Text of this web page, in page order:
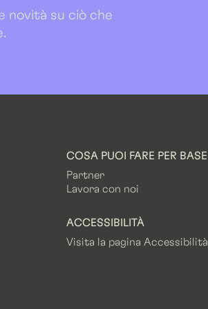
novità su ciò che
COSA PUOI FARE PER BASE
Partner
Lavora con noi
ACCESSIBILITÀ
Visita la pagina Accessibilità